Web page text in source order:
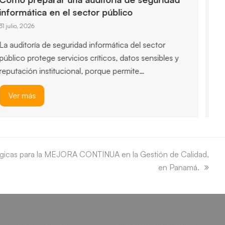
Administración Pública
29 julio, 2026
Las entidades públicas exigen controles estrictos
para proteger la información y garantizar servicios
esenciales, así que entender los…
Ver más
para la MEJORA CONTINUA en la Gestión de Calidad,
en Panamá.